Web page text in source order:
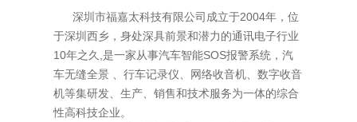
深圳市福嘉太科技有限公司成立于2004年，位
于深圳西乡，身处深具前景和潜力的通讯电子行业
10年之久,是一家从事汽车智能SOS报警系统，汽
车无缝全景 、行车记录仪、网络收音机、数字收音
机等集研发、生产、销售和技术服务为一体的综合
性高科技企业。